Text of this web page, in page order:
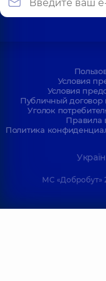
Условия
Условия
Публичный договор
Уголок
Правила
Политика
МС «Добробут»